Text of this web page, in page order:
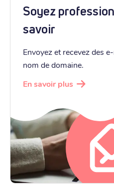
Soyez
savoir
Envoyez et recevez des
nom de domaine.
En savoir plus